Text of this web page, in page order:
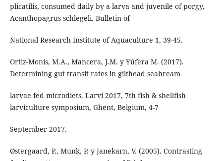
plicatilis, consumed daily by a larva and juvenile of porgy,
Acanthopagrus schlegeli. Bulletin of
National Research Institute of Aquaculture 1, 39-45.
Ortiz-Monís, M.A., Mancera, J.M. y Yúfera M. (2017).
Determining gut transit rates in gilthead seabream
larvae fed microdiets. Larvi 2017, 7th fish & shellfish
larviculture symposium, Ghent, Belgium, 4-7
September 2017.
Østergaard, P., Munk, P. y Janekarn, V. (2005). Contrasting